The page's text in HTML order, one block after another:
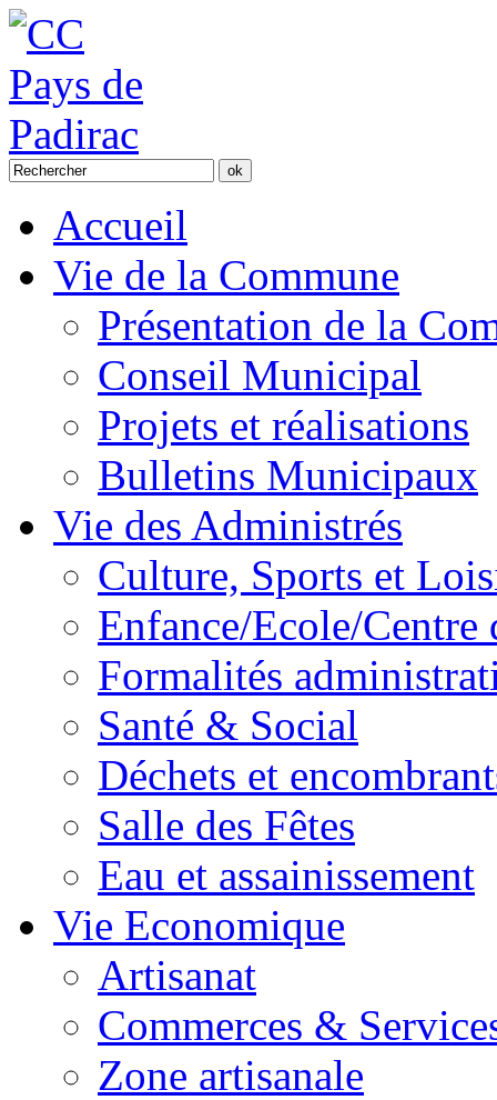
Accueil
Vie de la Commune
Présentation de la
Conseil Municipal
Projets et réalisations
Bulletins Municipaux
Vie des Administrés
Culture, Sports et
Enfance/Ecole/Centre
Formalités
Santé & Social
Déchets et
Salle des Fêtes
Eau et assainissement
Vie Economique
Artisanat
Commerces &
Zone artisanale